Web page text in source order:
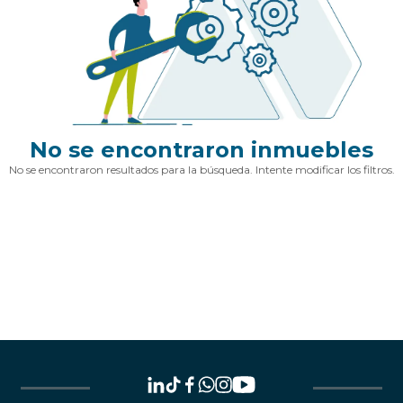
No se encontraron inmuebles
No se encontraron resultados para la búsqueda. Intente modificar los filtros.